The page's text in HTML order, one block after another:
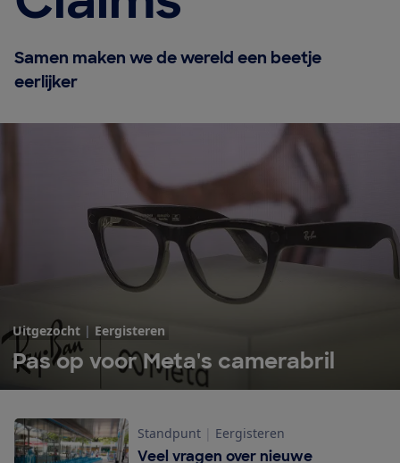
Samen maken we de wereld een beetje
eerlijker
Uitgezocht | Eergisteren
Pas op voor Meta's camerabril
Standpunt Eergisteren
Veel vragen over nieuwe